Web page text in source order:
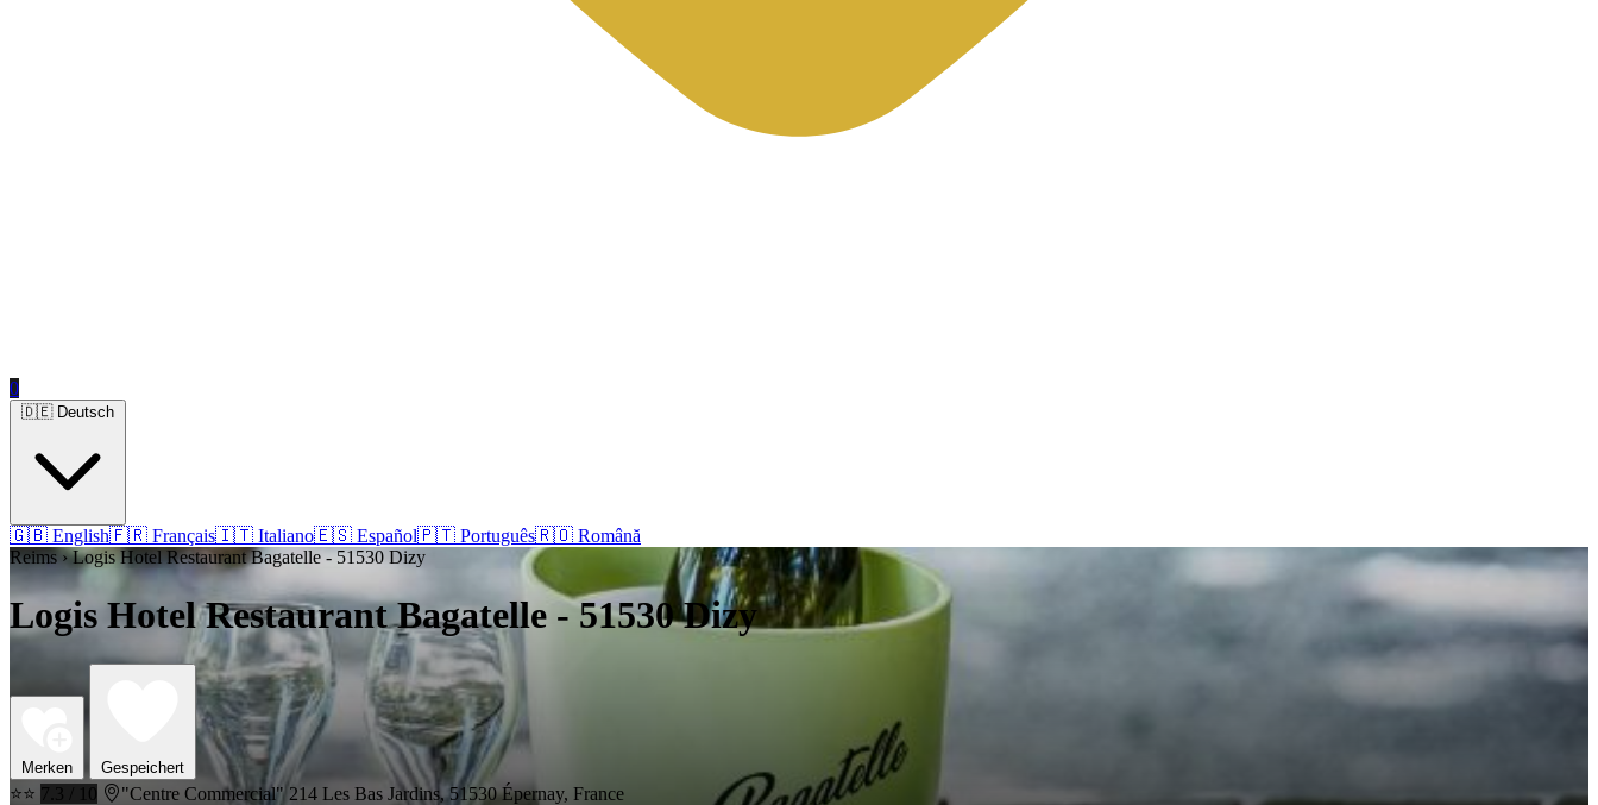
0
🇬🇧 English🇫🇷 Français🇮🇹 Italiano🇪🇸 Español🇵🇹 Português🇷🇴 Română
Reims › Logis Hotel Restaurant Bagatelle - 51530 Dizy
Logis Hotel Restaurant Bagatelle - 51530 Dizy
Merken Gespeichert
⭐⭐ 7.3 / 10
"Centre Commercial" 214 Les Bas Jardins, 51530 Épernay, France